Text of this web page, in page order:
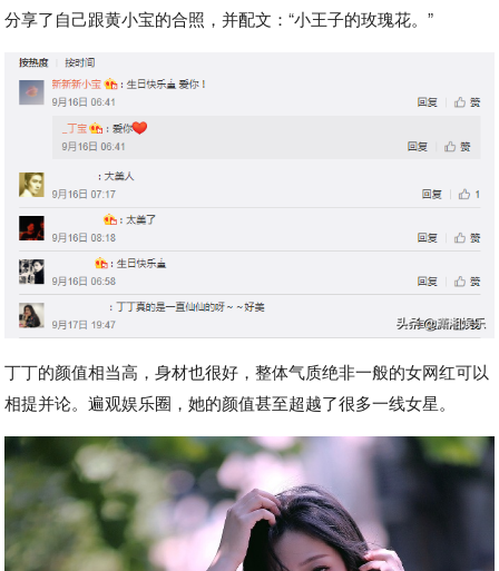
分享了自己跟黄小宝的合照，并配文：“小王子的玫瑰花。”
丁丁的颜值相当高，身材也很好，整体气质绝非一般的女网红可以
相提并论。遍观娱乐圈，她的颜值甚至超越了很多一线女星。